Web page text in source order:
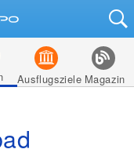
Ausflugsziele Magazin